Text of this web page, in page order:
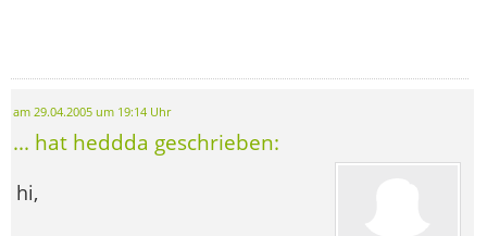
am 29.04.2005 um 19:14 Uhr
... hat heddda geschrieben:
hi,